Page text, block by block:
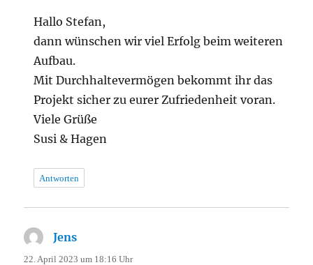
Hallo Stefan,
dann wünschen wir viel Erfolg beim weiteren
Aufbau.
Mit Durchhaltevermögen bekommt ihr das
Projekt sicher zu eurer Zufriedenheit voran.
Viele Grüße
Susi & Hagen
Antworten
Jens
22. April 2023 um 18:16 Uhr